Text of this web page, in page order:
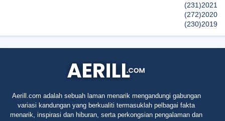
2021
(231)
2020
(272)
2019
(230)
(45)
Aerill.com adalah sebuah laman menarik mengandungi gabungan
variasi kandungan yang berkualiti termasuklah pelbagai fakta
menarik, inspirasi dan hiburan, serta perkongsian pengalaman dan